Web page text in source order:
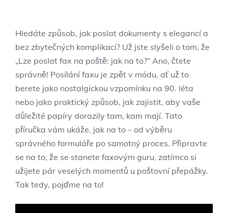
Hledáte způsob, jak poslat dokumenty s elegancí a
bez zbytečných komplikací? Už jste slyšeli o tom, že
„Lze poslat fax na poště: jak na to?“ Ano, čtete
správně! Posílání faxu je zpět v módu, ať už to
berete jako nostalgickou vzpomínku na 90. léta
nebo jako praktický způsob, jak zajistit, aby vaše
důležité papíry dorazily tam, kam mají. Tato
příručka vám ukáže, jak na to – od výběru
správného formuláře po samotný proces. Připravte
se na to, že se stanete faxovým guru, zatímco si
užijete pár veselých momentů u poštovní přepážky.
Tak tedy, pojďme na to!